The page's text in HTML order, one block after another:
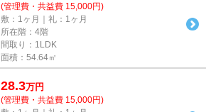
(管理費・共益費 15,000円)
敷：1ヶ月｜礼：1ヶ月
所在階：4階
間取り：1LDK
面積：54.64㎡
28.3万円
(管理費・共益費 15,000円)